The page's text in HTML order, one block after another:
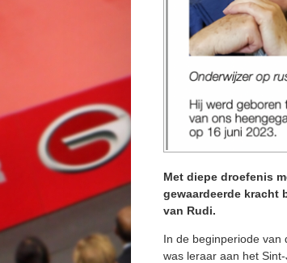
Met diepe droefenis
gewaardeerde kracht
van Rudi.
In de beginperiode van
was leraar aan het